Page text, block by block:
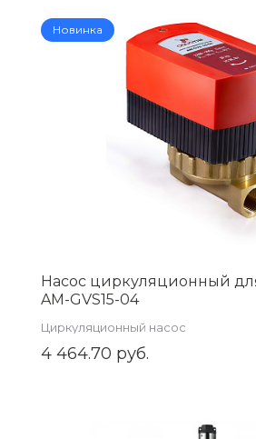
Новинка
Насос циркуляционный
AM-GVS15-04
Циркуляционный насос
4 464.70 руб.